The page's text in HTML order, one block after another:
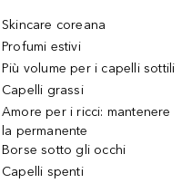
Skincare coreana
Profumi estivi
Più volume per i capelli sottili
Capelli grassi
Amore per i ricci: mantenere
la permanente
Borse sotto gli occhi
Capelli spenti